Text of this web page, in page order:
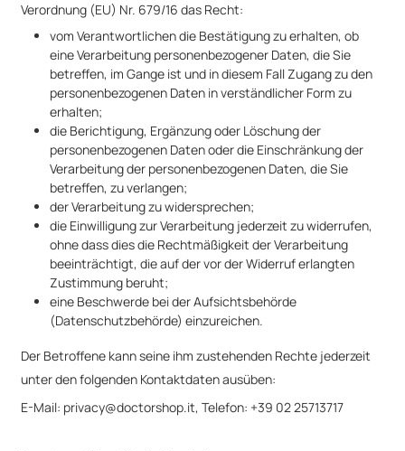
Verordnung (EU) Nr. 679/16 das Recht:
vom Verantwortlichen die Bestätigung zu erhalten, ob
eine Verarbeitung personenbezogener Daten, die Sie
betreffen, im Gange ist und in diesem Fall Zugang zu den
personenbezogenen Daten in verständlicher Form zu
erhalten;
die Berichtigung, Ergänzung oder Löschung der
personenbezogenen Daten oder die Einschränkung der
Verarbeitung der personenbezogenen Daten, die Sie
betreffen, zu verlangen;
der Verarbeitung zu widersprechen;
die Einwilligung zur Verarbeitung jederzeit zu widerrufen,
ohne dass dies die Rechtmäßigkeit der Verarbeitung
beeinträchtigt, die auf der vor der Widerruf erlangten
Zustimmung beruht;
eine Beschwerde bei der Aufsichtsbehörde
(Datenschutzbehörde) einzureichen.
Der Betroffene kann seine ihm zustehenden Rechte jederzeit
unter den folgenden Kontaktdaten ausüben:
E-Mail: privacy@doctorshop.it, Telefon: +39 02 25713717